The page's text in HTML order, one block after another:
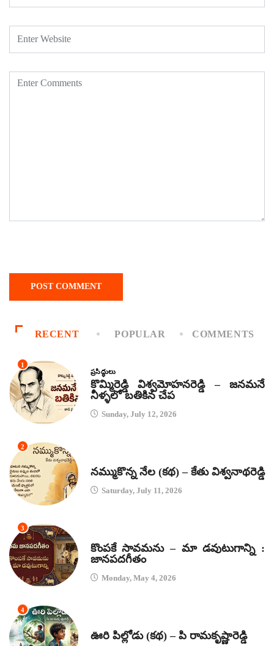
RECENT POPULAR COMMENTS
1
ప్రసిద్ధులు
కొమ్మిరెడ్డి విశ్వమోహనరెడ్డి – జనమనే
నీళ్ళలో బతికిన చేప
Sunday, July 12, 2026
2
నమ్ముకొన్న నేల (కథ) – కేతు విశ్వనాథరెడ్డి
Saturday, July 11, 2026
3
కొంపకే సావమను – మా డవుటుగాన్ని :
జానపదగీతం
Monday, May 4, 2026
4
ఊరి పిల్లోడు (కథ) – పి రామకృష్ణారెడ్డి